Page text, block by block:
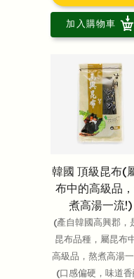
加入購物車
韓國 頂級昆布(
布中的高級品
煮高湯一流!)
(產自韓國高興郡，
昆布品種，屬昆布
高級品，熬煮高湯
(口感偏硬，味道